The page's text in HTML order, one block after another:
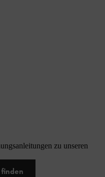
zu unseren